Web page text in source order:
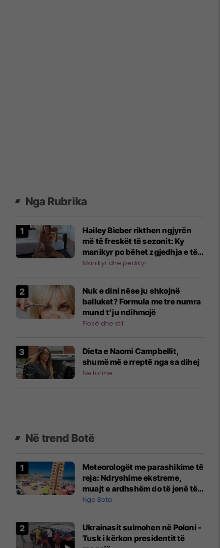
Nga Rubrika
Hailey Bieber rikthen ngjyrën
më të freskët të sezonit: Ky
manikyr po bëhet zgjedhja e të
famshmeve
Manikyr dhe pedikyr
Nuk e dini nëse ju shkojnë
balluket? Formula me tre numra
mund t’ju ndihmojë
Flokë dhe stil
Dieta e Naomi Campbellit,
shumë më e rreptë nga sa dihej
Në formë
Në trend Botë
Meteorologët me parashikime të
reja: Ndryshime ekstreme,
muajt e ardhshëm do të jenë të
pazakontë
Nga Bota
Ukrainasit sulmohen në Poloni -
Tusk i kërkon presidentit të